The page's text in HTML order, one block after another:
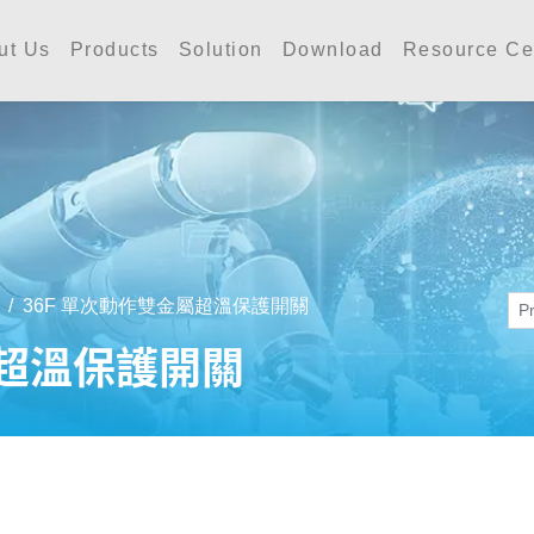
司 - 志禾工業 |
Us Products Solution Download Resource
36F 單次動作雙金屬超溫保護開關
溫保護開關